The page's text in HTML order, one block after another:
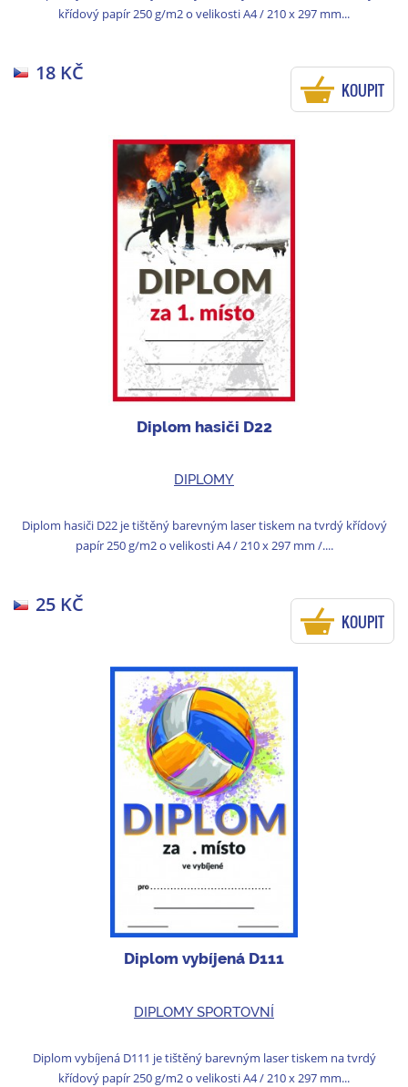
křídový papír 250 g/m2 o velikosti A4 / 210 x 297 mm...
18 KČ
KOUPIT
Diplom hasiči D22
DIPLOMY
Diplom hasiči D22 je tištěný barevným laser tiskem na tvrdý křídový
papír 250 g/m2 o velikosti A4 / 210 x 297 mm /....
25 KČ
KOUPIT
Diplom vybíjená D111
DIPLOMY SPORTOVNÍ
Diplom vybíjená D111 je tištěný barevným laser tiskem na tvrdý
křídový papír 250 g/m2 o velikosti A4 / 210 x 297 mm...